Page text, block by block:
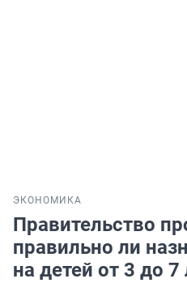
ЭКОНОМИКА
Правительство
правильно ли
на детей от 3 до 7